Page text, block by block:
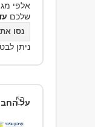
אלפי
שלכם
נסו את ProJobs במחיר משתלם
ניתן
על